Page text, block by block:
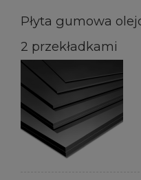
Płyta gumowa
2 przekładkami